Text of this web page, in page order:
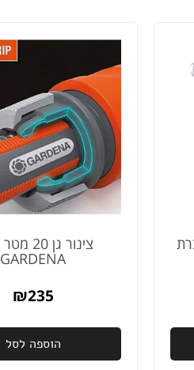
9621 חברת
GARDENA
₪235
הוספה לסל